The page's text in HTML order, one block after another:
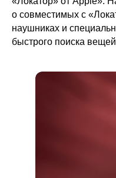
о совместимых с
наушниках и
быстрого поиска